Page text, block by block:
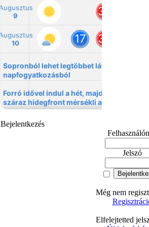
Bejelentkezés
Jelszó
Még nem
Elfelejtetted